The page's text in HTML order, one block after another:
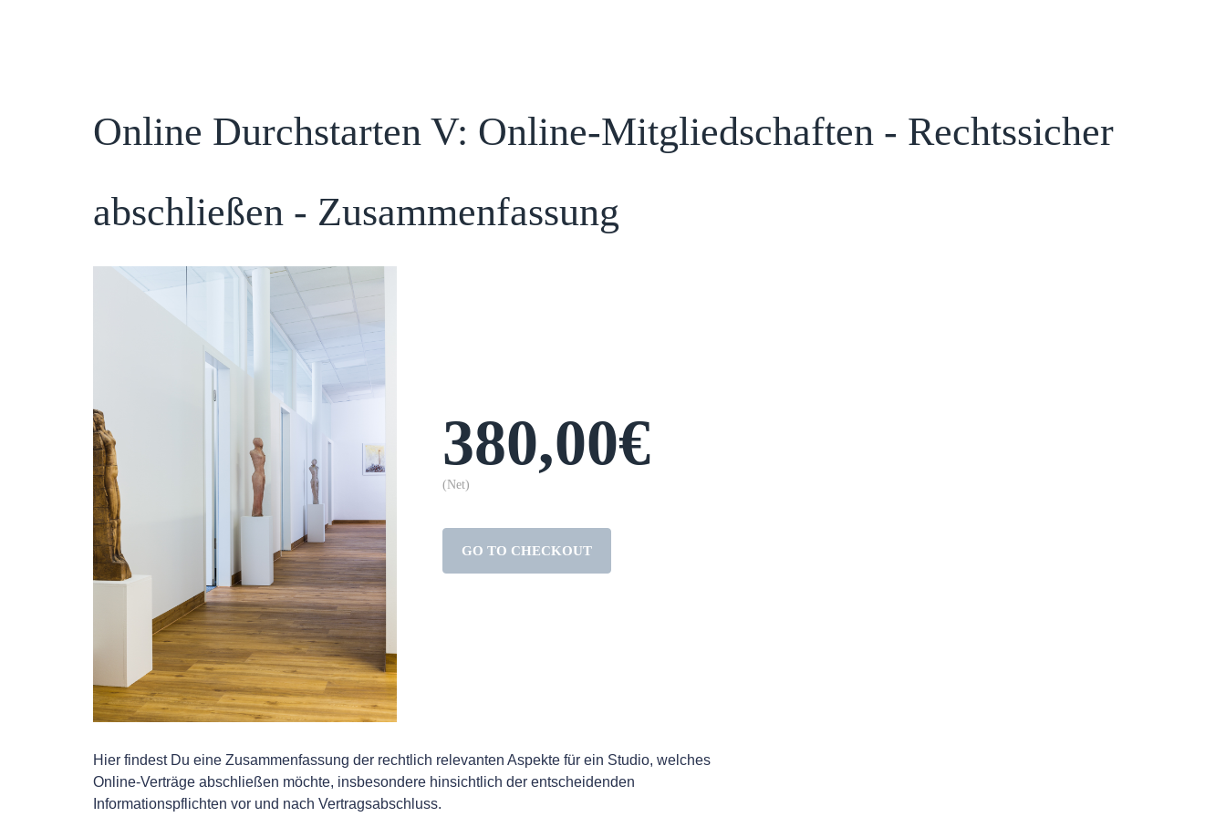
Online Durchstarten V: Online-Mitgliedschaften - Rechtssicher
abschließen - Zusammenfassung
380,00€
(Net)
GO TO CHECKOUT
Hier findest Du eine Zusammenfassung der rechtlich relevanten Aspekte für ein Studio, welches
Online-Verträge abschließen möchte, insbesondere hinsichtlich der entscheidenden
Informationspflichten vor und nach Vertragsabschluss.